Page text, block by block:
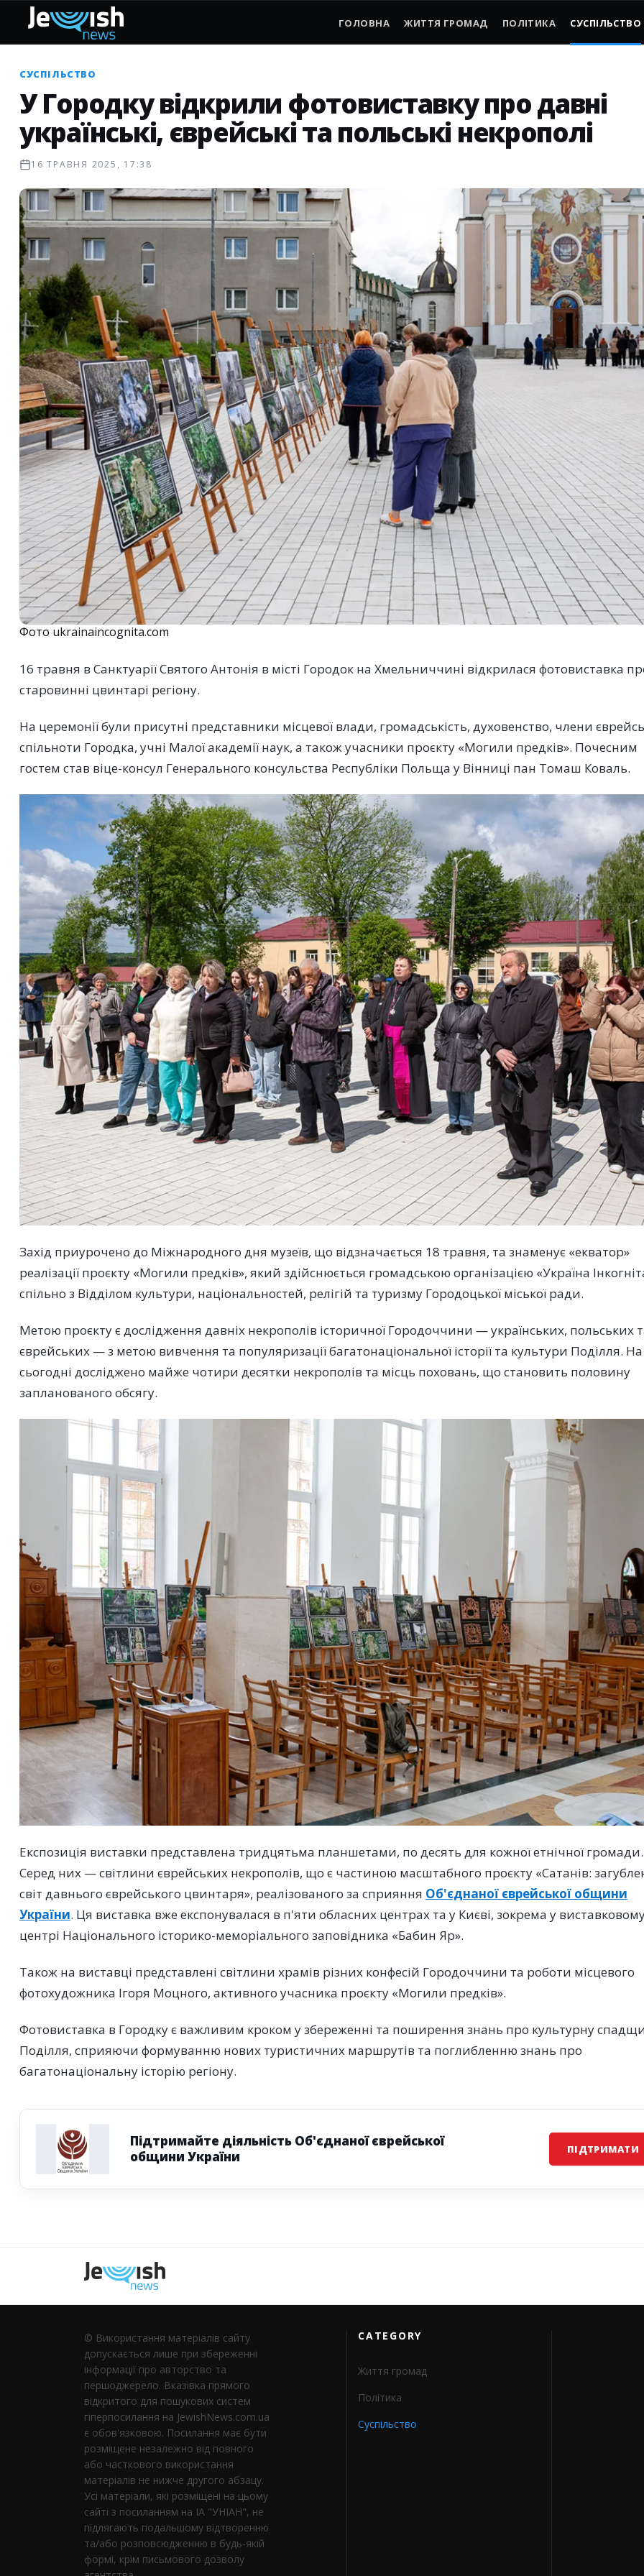
ГОЛОВНА ЖИТТЯ ГРОМАД ПОЛІТИКА СУСПІЛЬСТВО
СУСПІЛЬСТВО
У Городку відкрили фотовиставку про давні
українські, єврейські та польські некрополі
16 ТРАВНЯ 2025, 17:38
Фото ukrainaincognita.com
16 травня в Санктуарії Святого Антонія в місті Городок на Хмельниччині відкрилася фотовиставка
старовинні цвинтарі регіону.
На церемонії були присутні представники місцевої влади, громадськість, духовенство, члени
спільноти Городка, учні Малої академії наук, а також учасники проєкту «Могили предків». Почесним
гостем став віце-консул Генерального консульства Республіки Польща у Вінниці пан Томаш Коваль.
Захід приурочено до Міжнародного дня музеїв, що відзначається 18 травня, та знаменує «екватор»
реалізації проєкту «Могили предків», який здійснюється громадською організацією «Україна
спільно з Відділом культури, національностей, релігій та туризму Городоцької міської ради.
Метою проєкту є дослідження давніх некрополів історичної Городоччини — українських, польських
єврейських — з метою вивчення та популяризації багатонаціональної історії та культури Поділля. На
сьогодні досліджено майже чотири десятки некрополів та місць поховань, що становить половину
запланованого обсягу.
Експозиція виставки представлена тридцятьма планшетами, по десять для кожної етнічної громади.
Серед них — світлини єврейських некрополів, що є частиною масштабного проєкту «Сатанів:
світ давнього єврейського цвинтаря», реалізованого за сприяння Об'єднаної єврейської общини
України. Ця виставка вже експонувалася в п'яти обласних центрах та у Києві, зокрема у
центрі Національного історико-меморіального заповідника «Бабин Яр».
Також на виставці представлені світлини храмів різних конфесій Городоччини та роботи місцевого
фотохудожника Ігоря Моцного, активного учасника проєкту «Могили предків».
Фотовиставка в Городку є важливим кроком у збереженні та поширення знань про культурну
Поділля, сприяючи формуванню нових туристичних маршрутів та поглибленню знань про
багатонаціональну історію регіону.
Підтримайте діяльність Об'єднаної єврейської
общини України
ПІДТРИМАТИ
© Використання матеріалів сайту
допускається лише при збереженні
інформації про авторство та
першоджерело. Вказівка ​​прямого
відкритого для пошукових систем
гіперпосилання на JewishNews.com.ua
є обов'язковою. Посилання має бути
розміщене незалежно від повного
або часткового використання
матеріалів не нижче другого абзацу.
Усі матеріали, які розміщені на цьому
сайті з посиланням на ІА "УНІАН", не
підлягають подальшому відтворенню
та/або розповсюдженню в будь-якій
формі, крім письмового дозволу
CATEGORY
Життя громад
Політика
Суспільство